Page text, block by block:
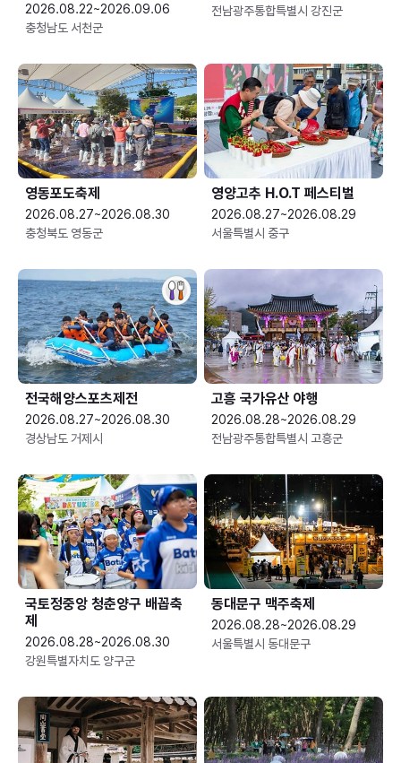
2026.08.22~2026.09.06
충청남도 서천군
전남광주통합특별시 강진군
영동포도축제
2026.08.27~2026.08.30
충청북도 영동군
영양고추 H.O.T 페스티벌
2026.08.27~2026.08.29
서울특별시 중구
전국해양스포츠제전
2026.08.27~2026.08.30
경상남도 거제시
고흥 국가유산 야행
2026.08.28~2026.08.29
전남광주통합특별시 고흥군
국토정중앙 청춘양구 배꼽축
제
2026.08.28~2026.08.30
강원특별자치도 양구군
동대문구 맥주축제
2026.08.28~2026.08.29
서울특별시 동대문구